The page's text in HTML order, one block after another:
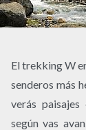
El trekking W
senderos más
verás paisajes
según vas